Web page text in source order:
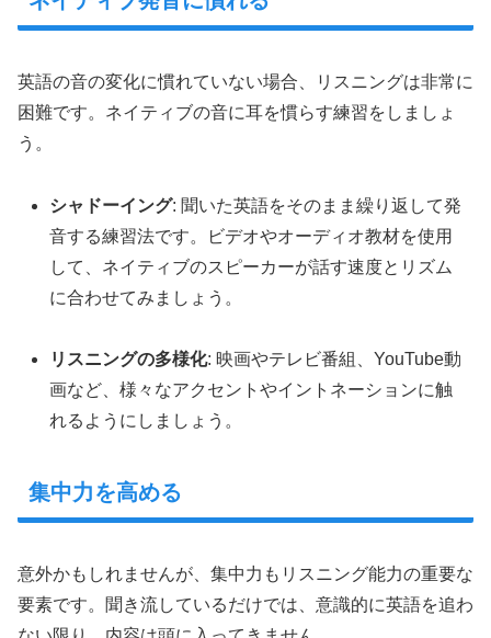
英語の音の変化に慣れていない場合、リスニングは非常に
困難です。ネイティブの音に耳を慣らす練習をしましょ
う。
シャドーイング: 聞いた英語をそのまま繰り返して発
音する練習法です。ビデオやオーディオ教材を使用
して、ネイティブのスピーカーが話す速度とリズム
に合わせてみましょう。
リスニングの多様化: 映画やテレビ番組、YouTube動
画など、様々なアクセントやイントネーションに触
れるようにしましょう。
集中力を高める
意外かもしれませんが、集中力もリスニング能力の重要な
要素です。聞き流しているだけでは、意識的に英語を追わ